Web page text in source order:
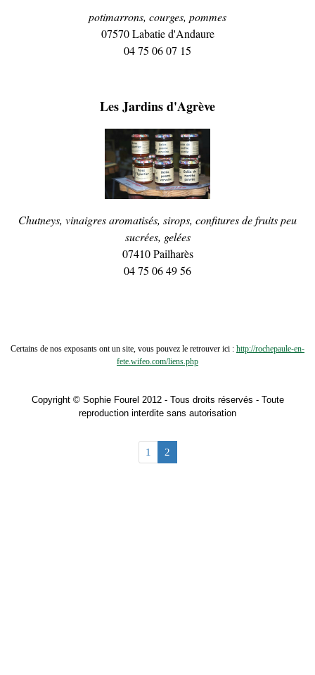
potimarrons, courges, pommes
07570 Labatie d'Andaure
04 75 06 07 15
Les Jardins d'Agrève
Chutneys, vinaigres aromatisés, sirops, confitures de fruits peu
sucrées, gelées
07410 Pailharès
04 75 06 49 56
Certains de nos exposants ont un site, vous pouvez le retrouver ici : http://rochepaule-en-
fete.wifeo.com/liens.php
Copyright © Sophie Fourel 2012 - Tous droits réservés - Toute
reproduction interdite sans autorisation
1 2